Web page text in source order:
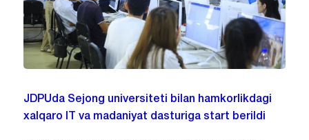
JDPUda Sejong universiteti bilan hamkorlikdagi
xalqaro IT va madaniyat dasturiga start berildi